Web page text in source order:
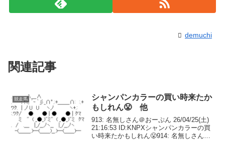
demuchi
関連記事
競走馬
シャンパンカラーの買い時来たか
もしれん😤 他
913: 名無しさん＠おーぷん 26/04/25(土)
21:16:53 ID:KNPXシャンパンカラーの買
い時来たかもしれん😤914: 名無しさん＠